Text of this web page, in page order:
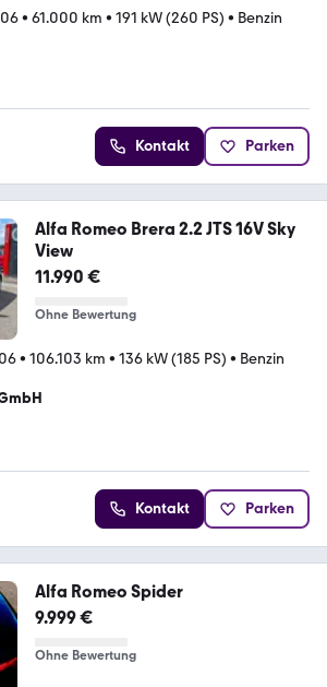
• 61.000 km • 191 kW (260 PS) • Benzin
Kontakt Parken
Alfa Romeo Brera 2.2 JTS 16V Sky
View
11.990 €
Ohne Bewertung
• 106.103 km • 136 kW (185 PS) • Benzin
Kontakt Parken
Alfa Romeo Spider
9.999 €
Ohne Bewertung